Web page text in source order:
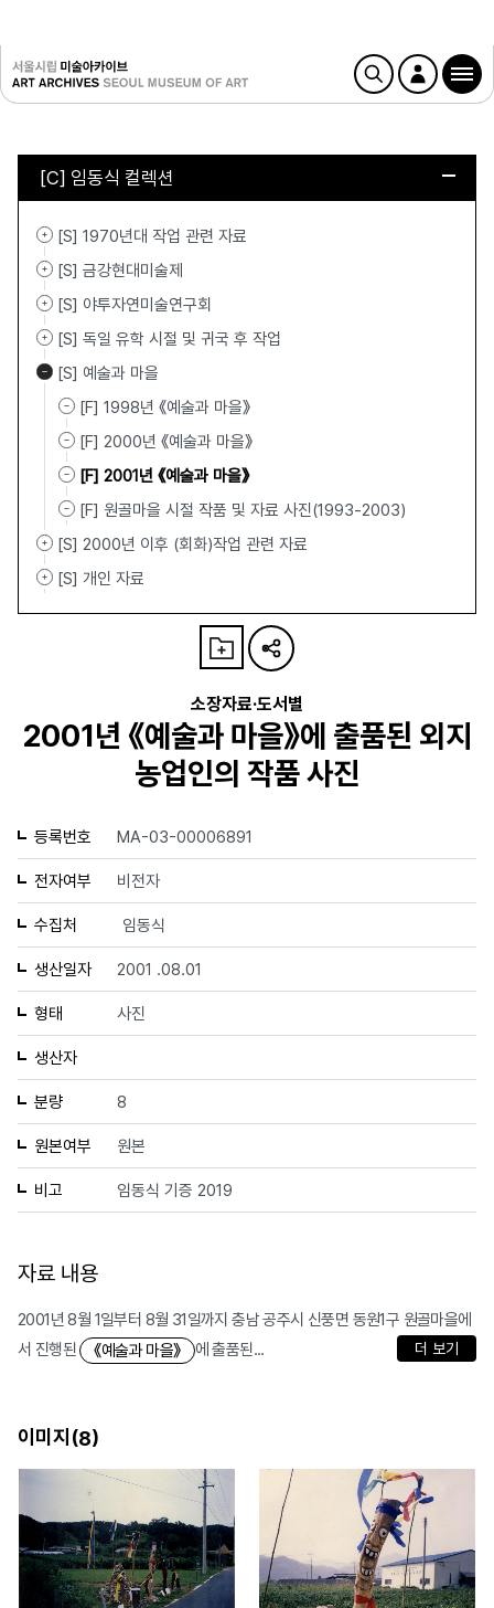
[C] 임동식 컬렉션
[S] 1970년대 작업 관련 자료
[S] 금강현대미술제
[S] 야투자연미술연구회
[S] 독일 유학 시절 및 귀국 후 작업
[S] 예술과 마을
[F] 1998년 《예술과 마을》
[F] 2000년 《예술과 마을》
[F] 2001년 《예술과 마을》
[F] 원골마을 시절 작품 및 자료 사진(1993-2003)
[S] 2000년 이후 (회화)작업 관련 자료
[S] 개인 자료
소장자료·도서별
2001년 《예술과 마을》에 출품된 외지
농업인의 작품 사진
등록번호 MA-03-00006891
전자여부 비전자
수집처 임동식
생산일자 2001 .08.01
형태 사진
생산자
분량 8
원본여부 원본
비고 임동식 기증 2019
자료 내용
2001년 8월 1일부터 8월 31일까지 충남 공주시 신풍면 동원1구 원골마을에
서 진행된
《예술과 마을》 에 출품된... 더 보기
이미지(8)